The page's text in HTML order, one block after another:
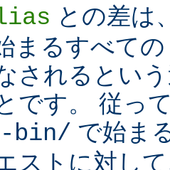
との差は
まるすべて
されるとい
です。 従っ
bin/ で始ま
ストに対し